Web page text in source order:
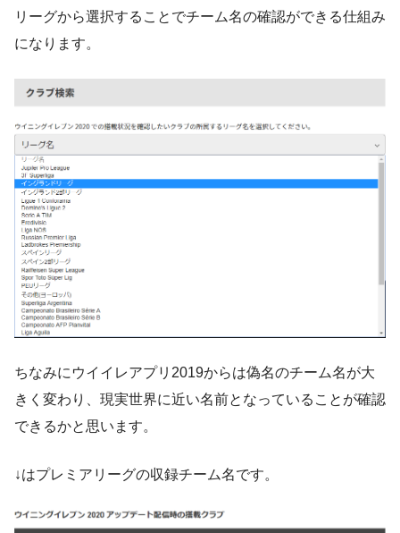
リーグから選択することでチーム名の確認ができる仕組み
になります。
ちなみにウイイレアプリ2019からは偽名のチーム名が大
きく変わり、現実世界に近い名前となっていることが確認
できるかと思います。
↓はプレミアリーグの収録チーム名です。